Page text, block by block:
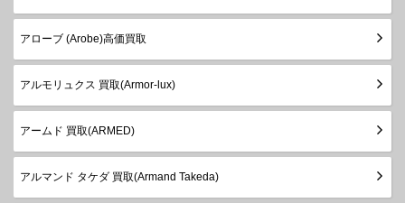
アローブ (Arobe)高価買
アルモリュクス 買取(Armor-lux)
アームド 買取(ARMED)
アルマンド タケダ 買取(Armand Takeda)